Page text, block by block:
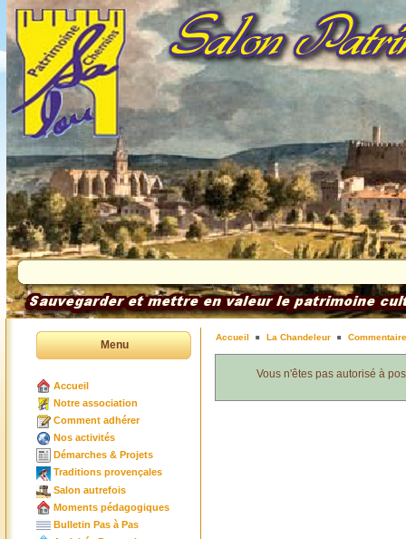
Menu
Accueil
Notre association
Comment adhérer
Nos activités
Démarches & Projets
Traditions provençales
Salon autrefois
Moments pédagogiques
Bulletin Pas à Pas
Accueil La Chandeleur
Vous n'êtes pas autorisé à